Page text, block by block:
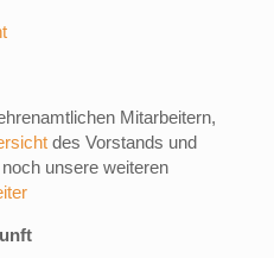
Mitarbeitern,
des Vorstands und
unsere weiteren